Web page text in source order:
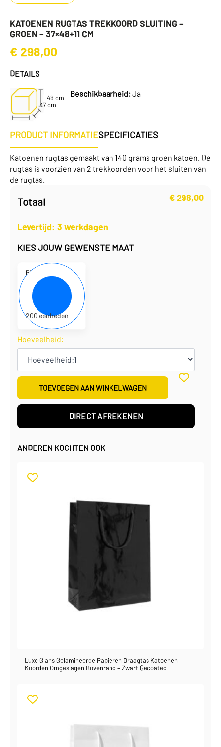
KATOENEN RUGTAS TREKKOORD SLUITING –
GROEN – 37×48+11 CM
€ 298,00
DETAILS
48 cm
37 cm
Beschikbaarheid:Ja
PRODUCT INFORMATIESPECIFICATIES
Katoenen rugtas gemaakt van 140 grams groen katoen. De
rugtas is voorzien van 2 trekkoorden voor het sluiten van
de rugtas.
Totaal €298,00
Levertijd: 3 werkdagen
KIES JOUW GEWENSTE MAAT
P101935-14
37 x 48 cm
1,49 per eenheid
298,00 per doos
200 eenheden
Hoeveelheid:
TOEVOEGEN AAN WINKELWAGEN
DIRECT AFREKENEN
ANDEREN KOCHTEN OOK
Luxe Glans Gelamineerde Papieren Draagtas Katoenen
Koorden Omgeslagen Bovenrand – Zwart Gecoated